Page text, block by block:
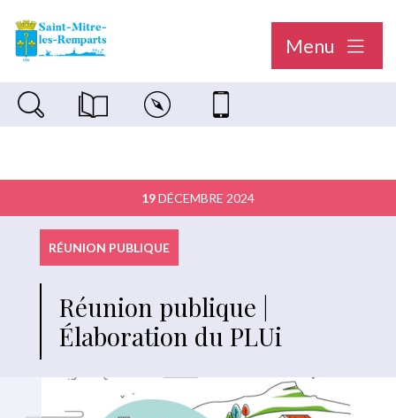
Menu
Recherche sur le siteMagazine municipal "Le Saint-Mitréen"
Carte interactiveNous contacter
19DÉCEMBRE 2024
RÉUNION PUBLIQUE
Réunion publique |
Élaboration du PLUi